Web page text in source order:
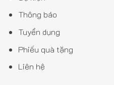
Thông báo
Tuyển dụng
Phiếu quà tặng
Liên hệ